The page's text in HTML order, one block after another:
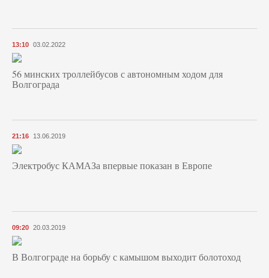
13:10 03.02.2022
56 минских троллейбусов с автономным ходом для
Волгограда
21:16 13.06.2019
Электробус КАМАЗа впервые показан в Европе
09:20 20.03.2019
В Волгограде на борьбу с камышом выходит болотоход